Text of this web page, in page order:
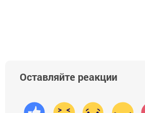
Оставляйте реакции